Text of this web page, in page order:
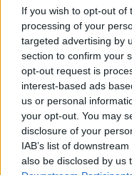
If you wish to opt-out of
processing of your
targeted advertising by
section to confirm your
opt-out request is
interest-based ads
us or personal
your opt-out. You may
disclosure of your
IAB’s list of
also be disclosed by us
Fonte: Web
Se proprio non
potrete realizzare